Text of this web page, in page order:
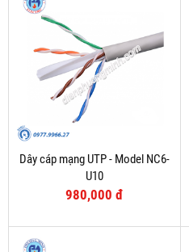
Dây cáp mạng UTP - Model NC6-
U10
980,000 đ